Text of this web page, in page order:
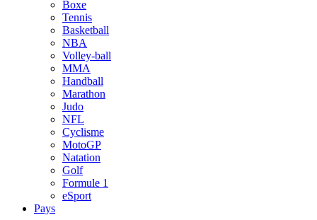
Boxe
Tennis
Basketball
NBA
Volley-ball
MMA
Handball
Marathon
Judo
NFL
Cyclisme
MotoGP
Natation
Golf
Formule 1
eSport
Pays